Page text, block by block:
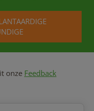
onze Feedback